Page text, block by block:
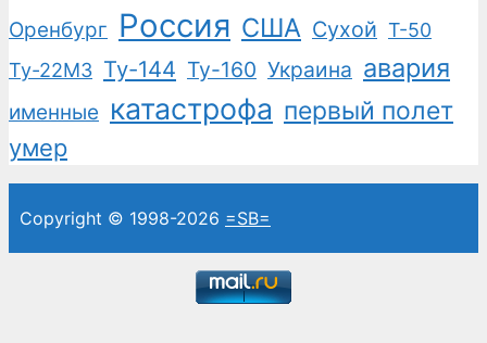
Оренбург Россия США Сухой Т-50
Ту-22М3 Ту-144 Ту-160 Украина авария
именные катастрофа первый полет
умер
Copyright © 1998-2026 =SB=